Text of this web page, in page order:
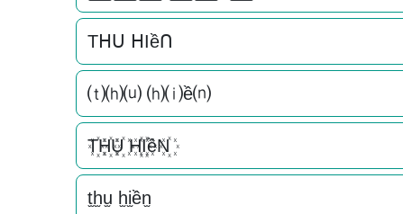
Tᕼᑌ ᕼIềᑎ
⒯⒣⒰ ⒣⒤ề⒩
T꙰H꙰U꙰ H꙰I꙰ềN꙰
t̫h̫u̫ h̫i̫ền̫